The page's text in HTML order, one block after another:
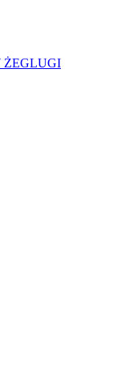
ŻEGLUGI